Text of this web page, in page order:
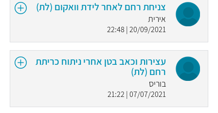
צניחת רחם לאחר לידת וואקום (לת)
אירית
20/09/2021 | 22:48
עצירות וכאב בטן אחרי ניתוח כריתת
רחם (לת)
בוריס
07/07/2021 | 21:22